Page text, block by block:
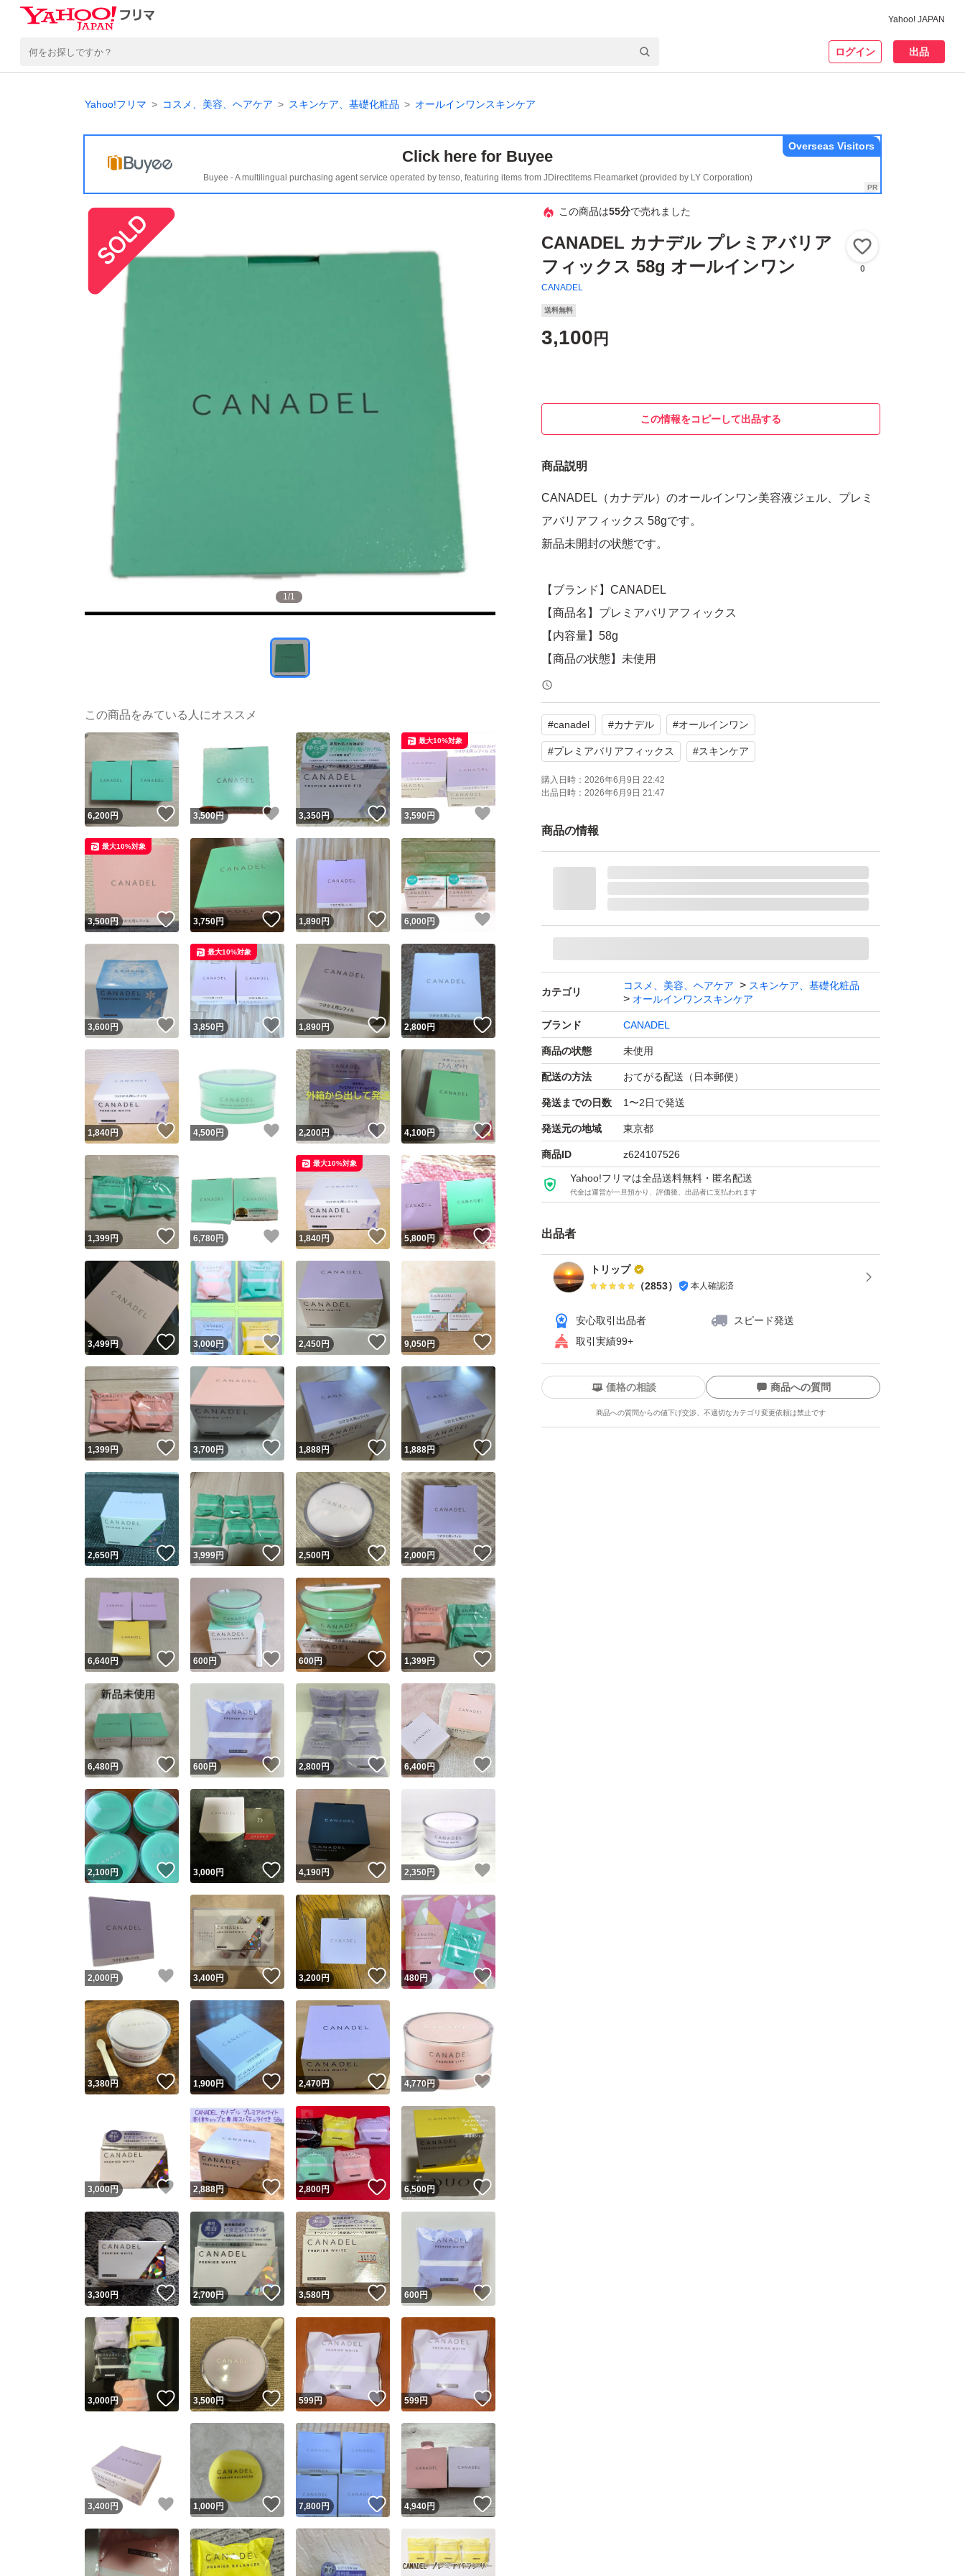
Yahoo! JAPAN
ログイン 出品
Yahoo!フリマ コスメ、美容、ヘアケア スキンケア、基礎化粧品 オールインワンスキンケア
Click here for Buyee
Buyee - A multilingual purchasing agent service operated by tenso, featuring items from JDirectItems Fleamarket (provided by LY Corporation)
Overseas Visitors
1/1
この商品は55分で売れました
CANADEL カナデル プレミアバリア
フィックス 58g オールインワン
CANADEL
0
送料無料
3,100 円
この情報をコピーして出品する
商品説明
CANADEL（カナデル）のオールインワン美容液ジェル、プレミ
アバリアフィックス 58gです。
新品未開封の状態です。
【ブランド】CANADEL
【商品名】プレミアバリアフィックス
【内容量】58g
【商品の状態】未使用
【カラー】グリーン系（パッケージ）
肌のバリア機能をサポートするオールインワンジェルです。自宅
保管品であることをご理解の上、ご購入をお願いいたします。
個別のお値下げはしておりません
#canadel #カナデル #オールインワン
#プレミアバリアフィックス #スキンケア
購入日時： 2026年6月9日 22:42
出品日時： 2026年6月9日 21:47
商品の情報
カテゴリ
コスメ、美容、ヘアケア
スキンケア、基礎化粧品
オールインワンスキンケア
ブランド CANADEL
商品の状態 未使用
配送の方法 おてがる配送（日本郵便）
発送までの日数 1〜2日で発送
発送元の地域 東京都
商品ID z624107526
Yahoo!フリマは全品送料無料・匿名配送
代金は運営が一旦預かり、評価後、出品者に支払われます
出品者
トリップ
（2853） 本人確認済
安心取引出品者
スピード発送
取引実績99+
ユーザーの実績について
Yahoo!フリマが定めた一定の基準を満たしたユーザーにバッジを付与しています
安心取引出品者
安心取引出品者 Yahoo!フリマの基準をクリアした安心・安全なユーザーです
取引実績
取引実績◯+ このユーザーはYahoo!フリマの取引を完了させた実績があります
他フリマ実績◯+ このユーザーは他フリマサービスでの取引実績があります
スピード&安心発送
※このバッジは実績に基づく表示であり、発送を保証しているものではありません
スピード＆安心発送
このユーザーは高頻度で24時間以内＆設定した発送日数内に発送してい
ます
スピード発送 このユーザーは高頻度で24時間以内に発送しています
安心発送 このユーザーは設定した発送日数内に発送しています
価格の相談 商品への質問
商品への質問からの値下げ交渉、不適切なカテゴリ変更依頼は禁止です
この商品の情報をコピーします
商品画像の無断転載は禁止されています
コピーは1商品につき1回
出品ページへ
キャンセル
この商品をみている人にオススメ
6,200円 いいね！
3,500円 いいね！
3,350円 いいね！
3,590 円
最大10%対象
3,500円 いいね！
最大10%対象
3,750円 いいね！
1,890円 いいね！
6,000 円
3,600円 いいね！
3,850円 いいね！
最大10%対象
1,890円 いいね！
2,800円 いいね！
1,840円 いいね！
4,500 円 いいね！
2,200円 いいね！
4,100円 いいね！
1,399円 いいね！
6,780 円 いいね！
1,840円 いいね！
最大10%対象
5,800円 いいね！
3,499円 いいね！
3,000円 いいね！
2,450円 いいね！
9,050円
1,399円 いいね！
3,700円 いいね！
1,888円 いいね！
1,888円
2,650円 いいね！
3,999円 いいね！
2,500円 いいね！
2,000円 いいね！
6,640円 いいね！
600円 いいね！
600円 いいね！
1,399円
6,480円 いいね！
600円 いいね！
2,800円 いいね！
6,400円 いいね！
2,100円 いいね！
3,000円 いいね！
4,190円 いいね！
2,350 円
2,000 円 いいね！
3,400円 いいね！
3,200円 いいね！
480円 いいね！
3,380円 いいね！
1,900円 いいね！
2,470円 いいね！
4,770円
3,000円 いいね！
2,888円 いいね！
2,800円 いいね！
6,500円
3,300円 いいね！
2,700円 いいね！
3,580円 いいね！
600円
3,000円 いいね！
3,500円 いいね！
599円 いいね！
599円
3,400 円 いいね！
1,000円 いいね！
7,800円 いいね！
4,940円